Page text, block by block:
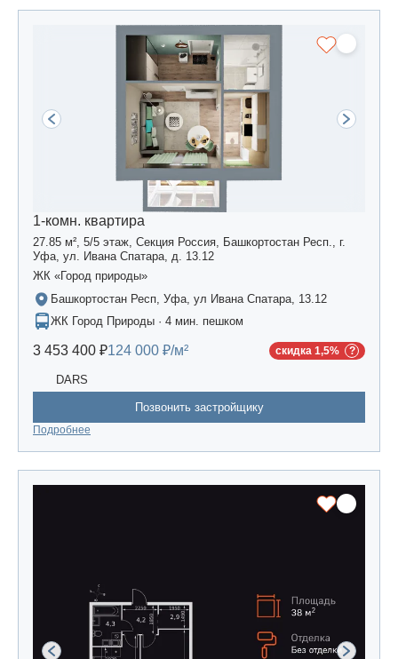
1-комн. квартира
27.85 м², 5/5 этаж, Секция Россия, Башкортостан Респ., г.
Уфа, ул. Ивана Спатара, д. 13.12
ЖК «Город природы»
Башкортостан Респ, Уфа, ул Ивана Спатара, 13.12
ЖК Город Природы · 4 мин. пешком
3 453 400 ₽124 000 ₽/м² скидка 1,5%
DARS
Позвонить застройщику
Подробнее